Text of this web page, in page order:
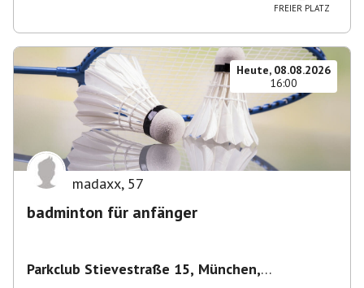
FREIER PLATZ
Heute, 08.08.2026
16:00
madaxx, 57
badminton für anfänger
Parkclub Stievestraße 15, München,